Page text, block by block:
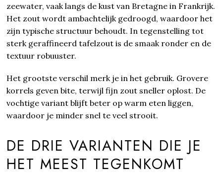
zeewater, vaak langs de kust van Bretagne in Frankrijk.
Het zout wordt ambachtelijk gedroogd, waardoor het
zijn typische structuur behoudt. In tegenstelling tot
sterk geraffineerd tafelzout is de smaak ronder en de
textuur robuuster.
Het grootste verschil merk je in het gebruik. Grovere
korrels geven bite, terwijl fijn zout sneller oplost. De
vochtige variant blijft beter op warm eten liggen,
waardoor je minder snel te veel strooit.
DE DRIE VARIANTEN DIE JE
HET MEEST TEGENKOMT